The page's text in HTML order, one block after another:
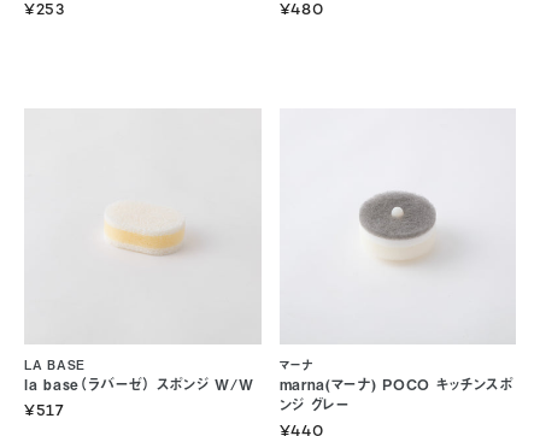
¥253 ¥480
la base（ラバーゼ） スポンジ W/W
LA BASE
¥517
marna(マーナ) POCO キッチンスポ
ンジ グレー
マーナ
¥440